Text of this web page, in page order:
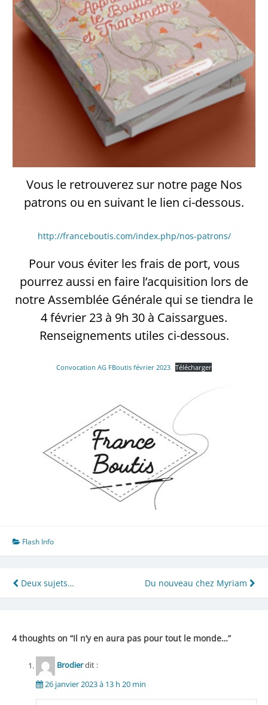
Vous le retrouverez sur notre page Nos
patrons ou en suivant le lien ci-dessous.
http://franceboutis.com/index.php/nos-patrons/
Pour vous éviter les frais de port, vous
pourrez aussi en faire l’acquisition lors de
notre Assemblée Générale qui se tiendra le
4 février 23 à 9h 30 à Caissargues.
Renseignements utiles ci-dessous.
Convocation AG FBoutis février 2023 Télécharger
Flash Info
Navigation
de
Deux sujets… Du nouveau chez Myriam
4 thoughts on “Il n’y en aura pas pour tout le monde…”
Brodierdit :
26 janvier 2023 à 13 h 20 min